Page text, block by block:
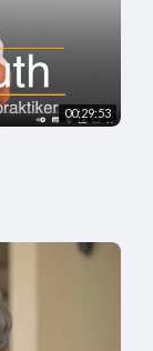
00:29:53